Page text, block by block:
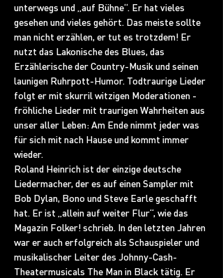
unterwegs und „auf Bühne“. Er hat vieles
gesehen und vieles gehört. Das meiste sollte
man nicht erzählen, er tut es trotzdem! Er
nutzt das Lakonische des Blues, das
Erzählerische der Country-Musik und seinen
launigen Ruhrpott-Humor. Todtraurige Lieder
folgt er mit skurril witzigen Moderationen -
fröhliche Lieder mit traurigen Wahrheiten aus
unser aller Leben: Am Ende nimmt jeder was
für sich mit nach Hause und kommt immer
wieder.
Roland Heinrich ist der einzige deutsche
Liedermacher, der es auf einen Sampler mit
Bob Dylan, Bono und Steve Earle geschafft
hat. Er ist „allein auf weiter Flur“, wie das
Magazin Folker! schrieb. In den letzten Jahren
war er auch erfolgreich als Schauspieler und
musikalischer Leiter des Johnny-Cash-
Theatermusicals The Man in Black tätig. Er